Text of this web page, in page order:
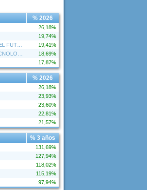
% 2026
26,18%
19,74%
19,41%
18,69%
17,87%
% 2026
26,18%
23,93%
23,60%
22,81%
21,57%
% 3 años
131,69%
127,94%
118,02%
115,19%
97,94%